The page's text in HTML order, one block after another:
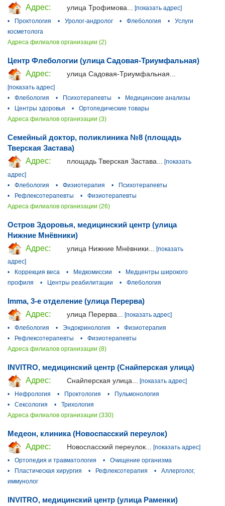
Адрес:
улица Трофимова... [показать адрес]
•
Проктология • Уролог-андролог • Флебология •
Услуги
косметолога
Адреса филиалов организации (2)
Центр Флебологии (улица Садовая-Триумфальная)
Адрес:
улица Садовая-Триумфальная...
[показать адрес]
•
Флебология • Психотерапевты •
Медицинские анализы
•
Центры здоровья •
Ортопедические товары
Адреса филиалов организации (3)
Семейный доктор, поликлиника №8 (площадь
Тверская Застава)
Адрес:
площадь Тверская Застава...
[показать
адрес]
•
Флебология • Физиотерапия •
Психотерапевты
•
Рефлексотерапевты •
Физиотерапевты
Адреса филиалов организации (26)
Остров Здоровья, медицинский центр (улица
Нижние Мнёвники)
Адрес:
улица Нижние Мнёвники...
[показать
адрес]
•
Коррекция веса • Медкомиссии •
Медцентры широкого
профиля
• Центры реабилитации • Флебология
Imma, 3-е отделение (улица Перерва)
Адрес:
улица Перерва... [показать адрес]
•
Флебология • Эндокринология •
Физиотерапия
•
Рефлексотерапевты •
Физиотерапевты
Адреса филиалов организации (8)
INVITRO, медицинский центр (Снайперская улица)
Адрес:
Снайперская улица...
[показать адрес]
•
Нефрология • Проктология •
Пульмонология
•
Сексология •
Трихология
Адреса филиалов организации (330)
Медеон, клиника (Новоспасский переулок)
Адрес:
Новоспасский переулок...
[показать адрес]
•
Ортопедия и травматология •
Очищение организма
•
Пластическая хирургия • Рефлексотерапия •
Аллерголог,
иммунолог
INVITRO, медицинский центр (улица Раменки)